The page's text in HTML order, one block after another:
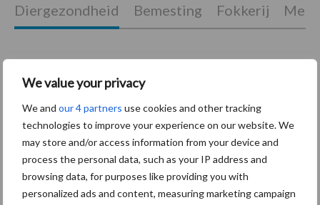
We value your privacy
We and our 4 partners use cookies and other tracking
technologies to improve your experience on our website. We
may store and/or access information from your device and
process the personal data, such as your IP address and
browsing data, for purposes like providing you with
personalized ads and content, measuring marketing campaign
Diergezondheid Bemesting Fokkerij
Mastitis
Toon meer